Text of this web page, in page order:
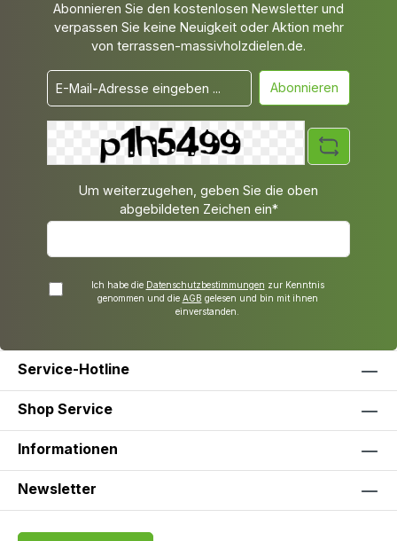
Abonnieren Sie den kostenlosen Newsletter und
verpassen Sie keine Neuigkeit oder Aktion mehr
von terrassen-massivholzdielen.de.
Abonnieren
Um weiterzugehen, geben Sie die oben
abgebildeten Zeichen ein*
Ich habe die Datenschutzbestimmungen zur Kenntnis
genommen und die AGB gelesen und bin mit ihnen
einverstanden.
Service-Hotline
Shop Service
Informationen
Newsletter